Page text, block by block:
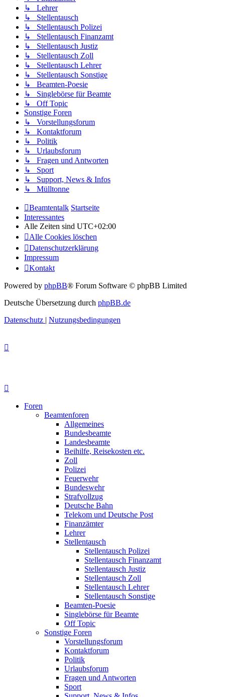
↳ Lehrer
↳ Stellentausch
↳ Stellentausch Polizei
↳ Stellentausch Finanzamt
↳ Stellentausch Justiz
↳ Stellentausch Zoll
↳ Stellentausch Lehrer
↳ Stellentausch Sonstige
↳ Beamten-Poesie
↳ Singlebörse für Beamte
↳ Off Topic
Sonstige Foren
↳ Vorstellungsforum
↳ Kontaktforum
↳ Politik
↳ Urlaubsforum
↳ Fragen und Antworten
↳ Sport
↳ Support, News & Infos
↳ Mülltonne
Beamtentalk Startseite
Interessantes
Alle Zeiten sind UTC+02:00
Alle Cookies löschen
Datenschutzerklärung
Impressum
Kontakt
Powered by phpBB® Forum Software © phpBB Limited
Deutsche Übersetzung durch phpBB.de
Datenschutz | Nutzungsbedingungen
Foren
Beamtenforen
Allgemeines
Bundesbeamte
Landesbeamte
Beihilfe, Reisekosten etc.
Zoll
Polizei
Feuerwehr
Bundeswehr
Strafvollzug
Deutsche Bahn
Telekom und Deutsche Post
Finanzämter
Lehrer
Stellentausch
Stellentausch Polizei
Stellentausch Finanzamt
Stellentausch Justiz
Stellentausch Zoll
Stellentausch Lehrer
Stellentausch Sonstige
Beamten-Poesie
Singlebörse für Beamte
Off Topic
Sonstige Foren
Vorstellungsforum
Kontaktforum
Politik
Urlaubsforum
Fragen und Antworten
Sport